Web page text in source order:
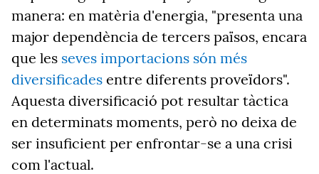
manera: en matèria d'energia, "presenta una
major dependència de tercers països, encara
que les seves importacions són més
diversificades entre diferents proveïdors".
Aquesta diversificació pot resultar tàctica
en determinats moments, però no deixa de
ser insuficient per enfrontar-se a una crisi
com l'actual.